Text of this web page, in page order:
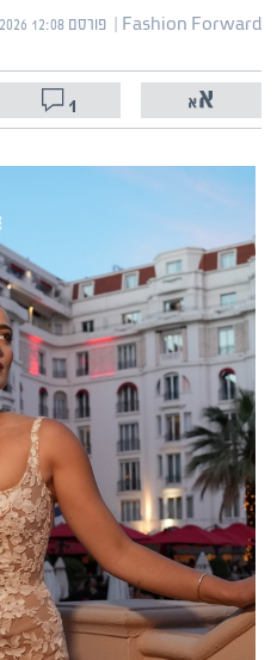
Fashion Forward | ‏ פורסם ‎17/05/2026 12:08
1